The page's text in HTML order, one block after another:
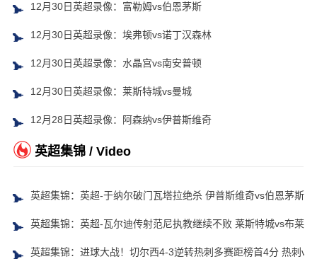
12月30日英超录像：富勒姆vs伯恩茅斯
12月30日英超录像：埃弗顿vs诺丁汉森林
12月30日英超录像：水晶宫vs南安普顿
12月30日英超录像：莱斯特城vs曼城
12月28日英超录像：阿森纳vs伊普斯维奇
英超集锦 / Video
英超集锦：英超-于纳尔破门瓦塔拉绝杀 伊普斯维奇vs伯恩茅斯
英超集锦：英超-瓦尔迪传射范尼执教继续不败 莱斯特城vs布莱顿
英超集锦：进球大战！切尔西4-3逆转热刺多赛距榜首4分 热刺vs